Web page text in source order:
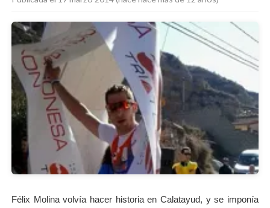
Félix Molina volvía hacer historia en Calatayud, y se imponía